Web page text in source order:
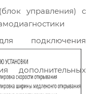
управления) с
подключения
дополнительных